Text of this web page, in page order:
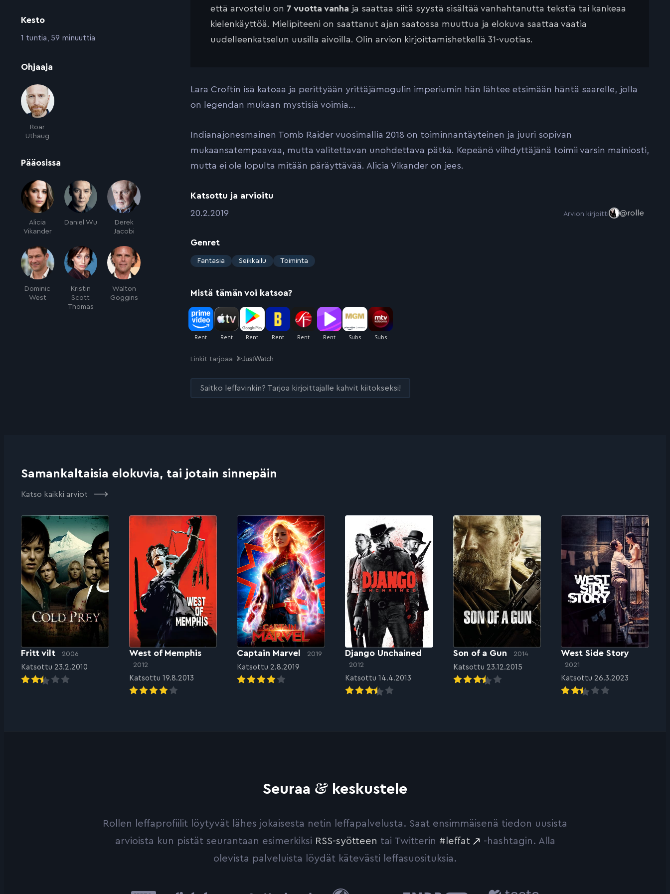
Kesto
:1 tuntia, 59 minuuttia
Ohjaaja
Roar
Uthaug
Pääosissa
Alicia
Vikander
Daniel Wu
Derek
Jacobi
Dominic
West
Kristin
Scott
Thomas
Walton
Goggins
että arvostelu on 7 vuotta vanha ja saattaa siitä syystä sisältää vanhahtanutta tekstiä tai kankeaa
kielenkäyttöä. Mielipiteeni on saattanut ajan saatossa muuttua ja elokuva saattaa vaatia
uudelleenkatselun uusilla aivoilla. Olin arvion kirjoittamishetkellä 31-vuotias.
Lara Croftin isä katoaa ja perittyään yrittäjämogulin imperiumin hän lähtee etsimään häntä saarelle, jolla
on legendan mukaan mystisiä voimia…
Indianajonesmainen Tomb Raider vuosimallia 2018 on toiminnantäyteinen ja juuri sopivan
mukaansatempaavaa, mutta valitettavan unohdettava pätkä. Kepeänö viihdyttäjänä toimii varsin mainiosti,
mutta ei ole lopulta mitään päräyttävää. Alicia Vikander on jees.
Katsottu ja arvioitu
:20.2.2019 Arvion kirjoitti @rolle
Genret
:
Fantasia Seikkailu Toiminta
Mistä tämän voi katsoa?
Linkit tarjoaa
Saitko leffavinkin? Tarjoa kirjoittajalle kahvit kiitokseksi!
Samankaltaisia elokuvia, tai jotain sinnepäin
Katso kaikki arviot
Fritt vilt 2006
Katsottu 23.2.2010
West of Memphis
2012
Katsottu 19.8.2013
Captain Marvel 2019
Katsottu 2.8.2019
Django Unchained
2012
Katsottu 14.4.2013
Son of a Gun 2014
Katsottu 23.12.2015
West Side Story
2021
Katsottu 26.3.2023
Seuraa & keskustele
Rollen leffaprofiilit löytyvät lähes jokaisesta netin leffapalvelusta. Saat ensimmäisenä tiedon uusista
arvioista kun pistät seurantaan esimerkiksi RSS-syötteen tai Twitterin #leffat
-hashtagin. Alla
olevista palveluista löydät kätevästi leffasuosituksia.